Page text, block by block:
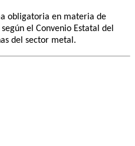
obligatoria en materia de
el Convenio Estatal del
del sector metal.